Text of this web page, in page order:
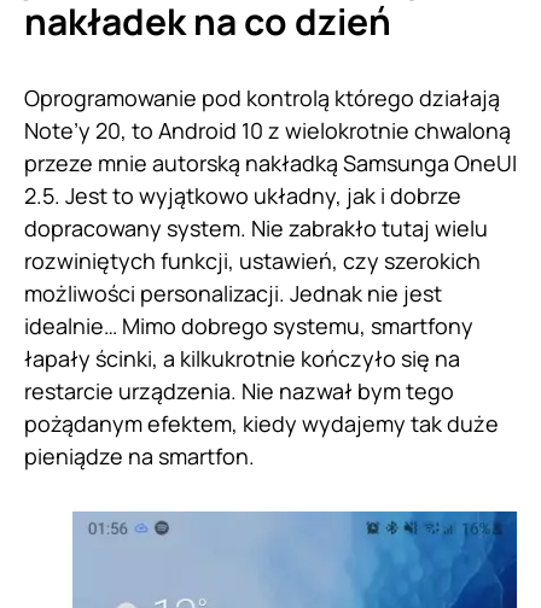
nakładek na co dzień
Oprogramowanie pod kontrolą którego działają
Note’y 20, to Android 10 z wielokrotnie chwaloną
przeze mnie autorską nakładką Samsunga OneUI
2.5. Jest to wyjątkowo układny, jak i dobrze
dopracowany system. Nie zabrakło tutaj wielu
rozwiniętych funkcji, ustawień, czy szerokich
możliwości personalizacji. Jednak nie jest
idealnie… Mimo dobrego systemu, smartfony
łapały ścinki, a kilkukrotnie kończyło się na
restarcie urządzenia. Nie nazwał bym tego
pożądanym efektem, kiedy wydajemy tak duże
pieniądze na smartfon.